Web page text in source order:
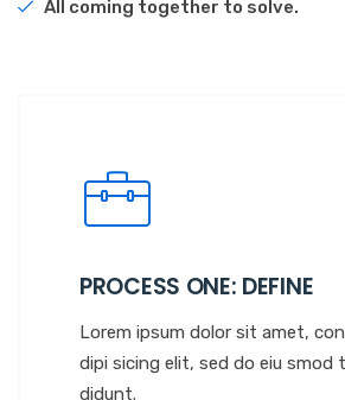
All coming together to solve.
PROCESS ONE: DEFINE
Lorem ipsum dolor sit amet,
dipi sicing elit, sed do eiu smod
didunt.